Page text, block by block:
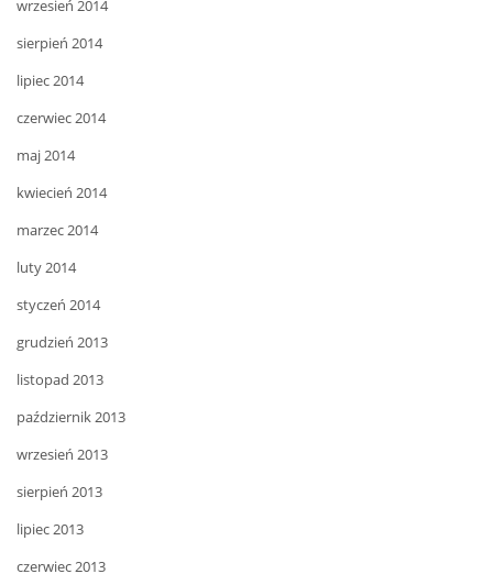
wrzesień 2014
sierpień 2014
lipiec 2014
czerwiec 2014
maj 2014
kwiecień 2014
marzec 2014
luty 2014
styczeń 2014
grudzień 2013
listopad 2013
październik 2013
wrzesień 2013
sierpień 2013
lipiec 2013
czerwiec 2013